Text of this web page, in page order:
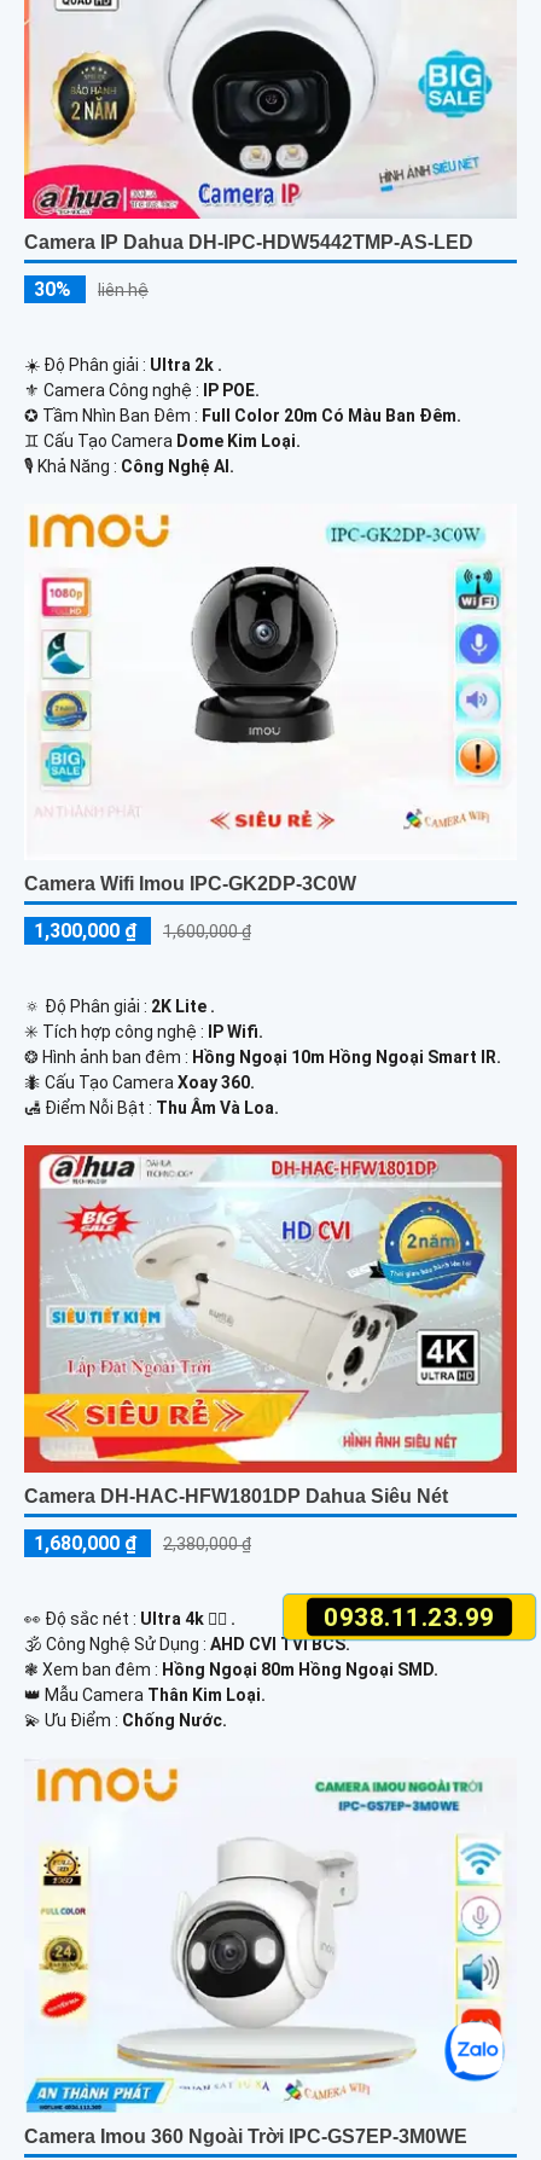
0938.11.23.99
Camera IP Dahua DH-IPC-HDW5442TMP-AS-LED
30% liên hệ
☀️ Độ Phân giải : Ultra 2k .
⚜️ Camera Công nghệ :
IP POE.
✪ Tầm Nhìn Ban Đêm : Full Color 20m Có Màu Ban Đêm.
♊ Cấu Tạo Camera Dome Kim Loại.
️🎙 Khả Năng : Công Nghệ AI.
Camera Wifi Imou IPC-GK2DP-3C0W
1,300,000 ₫ 1,600,000 ₫
🔅 Độ Phân giải : 2K Lite .
✳️ Tích hợp công nghệ : IP Wifi.
❂ Hình ảnh ban đêm : Hồng Ngoại 10m Hồng Ngoại Smart IR.
🐜 Cấu Tạo Camera Xoay 360.
️🛃 Điểm Nỗi Bật : Thu Âm Và Loa.
Camera DH-HAC-HFW1801DP Dahua Siêu Nét
1,680,000 ₫ 2,380,000 ₫
️👀 Độ sắc nét : Ultra 4k 👍🏾 .
🕉️ Công Nghệ Sử Dụng : AHD CVI TVI BCS.
❃ Xem ban đêm : Hồng Ngoại 80m Hồng Ngoại SMD.
👑 Mẫu Camera Thân Kim Loại.
️💫 Ưu Điểm : Chống Nước.
Camera Imou 360 Ngoài Trời IPC-GS7EP-3M0WE